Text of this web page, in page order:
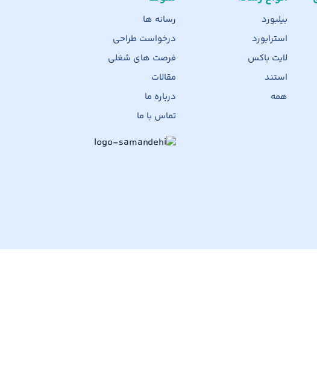
رسانه ها
درخواست طراحی
فرصت های شغلی
مقالات
درباره ما
تماس با ما
بیلبورد
استرابورد
لایت باکس
استند
همه